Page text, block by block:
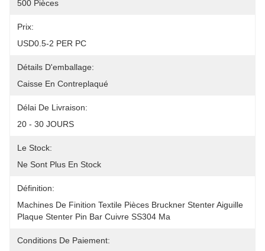
500 Pièces
Prix:
USD0.5-2 PER PC
Détails D'emballage:
Caisse En Contreplaqué
Délai De Livraison:
20 - 30 JOURS
Le Stock:
Ne Sont Plus En Stock
Définition:
Machines De Finition Textile Pièces Bruckner Stenter Aiguille
Plaque Stenter Pin Bar Cuivre SS304 Ma
Conditions De Paiement: